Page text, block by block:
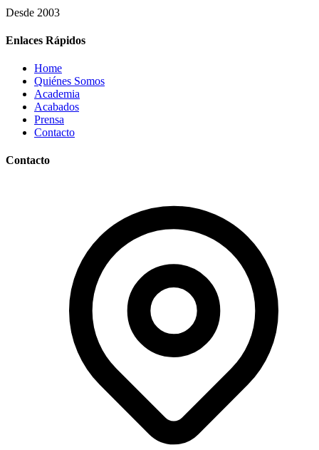
Desde 2003
Enlaces Rápidos
Home
Quiénes Somos
Academia
Acabados
Prensa
Contacto
Contacto